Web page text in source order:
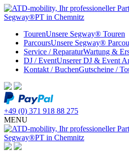
TourenUnsere Segway® Touren
ParcoursUnsere Segway®
Service / ReparaturWartung &
DJ / EventUnserer DJ & Event
Kontakt / BuchenGutscheine /
+49 (0) 371 918 88 275
MENU